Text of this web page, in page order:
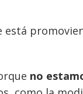
está
no